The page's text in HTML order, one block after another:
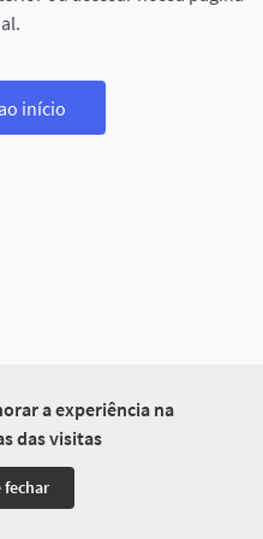
a experiência na
das visitas
fechar
início